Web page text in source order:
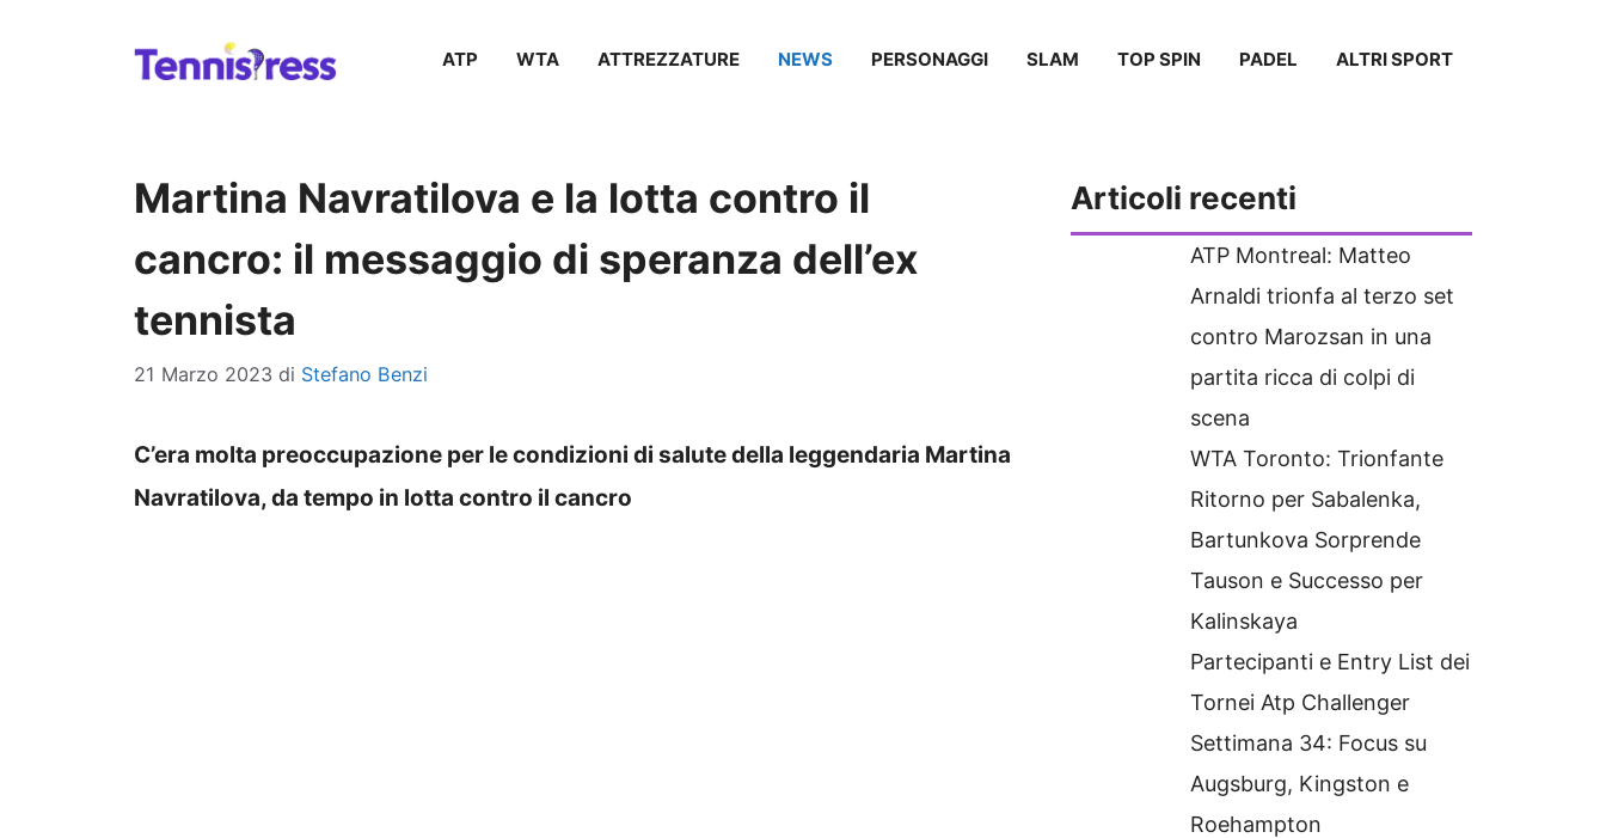
ATP WTA ATTREZZATURE NEWS PERSONAGGI SLAM TOP SPIN PADEL ALTRI SPORT
Martina Navratilova e la lotta contro il
cancro: il messaggio di speranza dell’ex
tennista
21 Marzo 2023 di Stefano Benzi
C’era molta preoccupazione per le condizioni di salute della leggendaria Martina
Navratilova, da tempo in lotta contro il cancro
Articoli recenti
ATP Montreal: Matteo
Arnaldi trionfa al terzo set
contro Marozsan in una
partita ricca di colpi di
scena
WTA Toronto: Trionfante
Ritorno per Sabalenka,
Bartunkova Sorprende
Tauson e Successo per
Kalinskaya
Partecipanti e Entry List dei
Tornei Atp Challenger
Settimana 34: Focus su
Augsburg, Kingston e
Roehampton